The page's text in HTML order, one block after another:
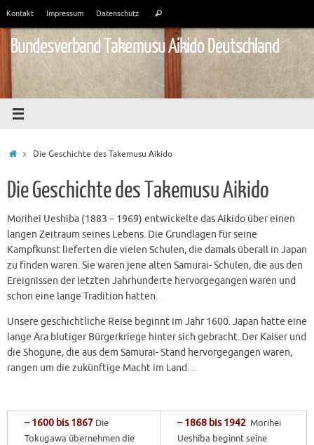
springen
Kontakt Impressum Datenschutz Suchen
Bundesverband Takemusu Aikido Deutschland
StartDie Geschichte des Takemusu Aikido
Die Geschichte des Takemusu Aikido
Morihei Ueshiba (1883 – 1969) entwickelte das Aikido über einen
langen Zeitraum seines Lebens. Die Grundlagen für seine
Kampfkunst lieferten die vielen Schulen, die damals überall in Japan
zu finden waren. Sie waren jene alten Samurai- Schulen, die aus den
Ereignissen der letzten Jahrhunderte hervorgegangen waren und
schon eine lange Tradition hatten.
Unsere geschichtliche Reise beginnt im Jahr 1600. Japan hatte eine
lange Ära blutiger Bürgerkriege hinter sich gebracht. Der Kaiser und
die Shogune, die aus dem Samurai- Stand hervorgegangen waren,
rangen um die zukünftige Macht im Land…
– 1600 bis 1867 Die
Tokugawa übernehmen die
– 1868 bis 1942 Morihei
Ueshiba beginnt seine